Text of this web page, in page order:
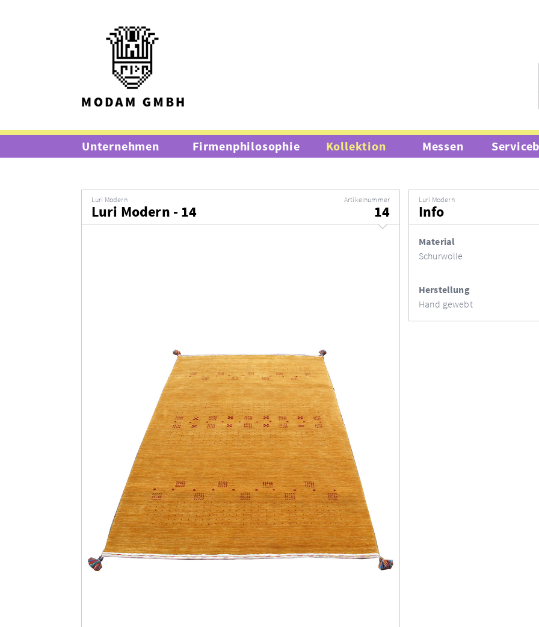
Unternehmen Firmenphilosophie Kollektion Messen
Luri Modern Artikelnummer
Luri Modern - 14 14
Luri Modern
Info
Material
Schurwolle
Herstellung
Hand gewebt